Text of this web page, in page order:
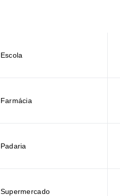
Escola
Farmácia
Padaria
Supermercado